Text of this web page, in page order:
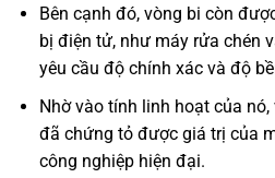
Bên cạnh đó, vòng bi còn
bị điện tử, như máy rửa chén
yêu cầu độ chính xác và độ
Nhờ vào tính linh hoạt của
đã chứng tỏ được giá trị của
công nghiệp hiện đại.